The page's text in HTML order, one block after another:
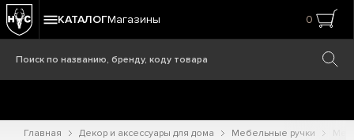
КАТАЛОГМагазины 0
Главная Декор и аксессуары для дома Мебельные ручки